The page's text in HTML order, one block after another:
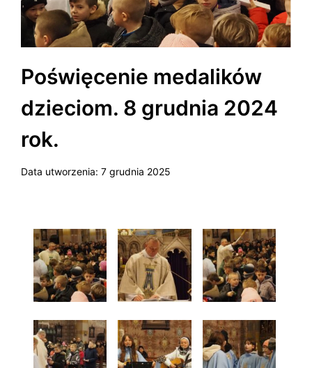
Poświęcenie medalików
dzieciom. 8 grudnia 2024
rok.
Data utworzenia: 7 grudnia 2025